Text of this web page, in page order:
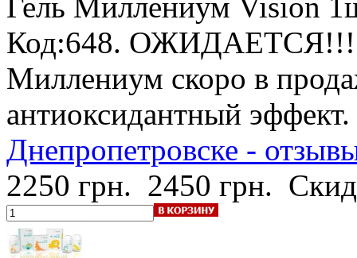
Код:648. ОЖИДАЕТСЯ!!!
Миллениум скоро в
антиоксидантный эффект.
Днепропетровске -
2250 грн. 2450 грн.